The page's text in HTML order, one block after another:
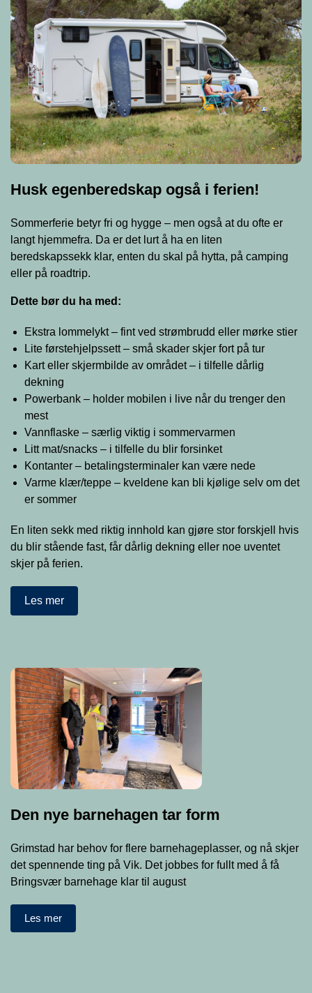
Husk egenberedskap også i ferien!
Sommerferie betyr fri og hygge – men også at du ofte er
langt hjemmefra. Da er det lurt å ha en liten
beredskapssekk klar, enten du skal på hytta, på camping
eller på roadtrip.
Dette bør du ha med:
Ekstra lommelykt – fint ved strømbrudd eller mørke stier
Lite førstehjelpssett – små skader skjer fort på tur
Kart eller skjermbilde av området – i tilfelle dårlig
dekning
Powerbank – holder mobilen i live når du trenger den
mest
Vannflaske – særlig viktig i sommervarmen
Litt mat/snacks – i tilfelle du blir forsinket
Kontanter – betalingsterminaler kan være nede
Varme klær/teppe – kveldene kan bli kjølige selv om det
er sommer
En liten sekk med riktig innhold kan gjøre stor forskjell hvis
du blir stående fast, får dårlig dekning eller noe uventet
skjer på ferien.
Les mer
Den nye barnehagen tar form
Grimstad har behov for flere barnehageplasser, og nå skjer
det spennende ting på Vik. Det jobbes for fullt med å få
Bringsvær barnehage klar til august
Les mer